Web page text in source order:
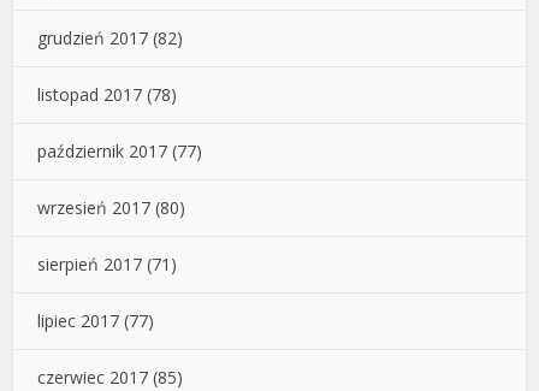
grudzień 2017 (82)
listopad 2017 (78)
październik 2017 (77)
wrzesień 2017 (80)
sierpień 2017 (71)
lipiec 2017 (77)
czerwiec 2017 (85)